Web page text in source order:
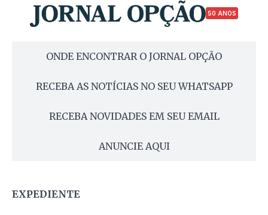
50 ANOS
ONDE ENCONTRAR O JORNAL OPÇÃO
RECEBA AS NOTÍCIAS NO SEU WHATSAPP
RECEBA NOVIDADES EM SEU EMAIL
ANUNCIE AQUI
EXPEDIENTE